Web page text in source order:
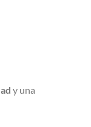
y una